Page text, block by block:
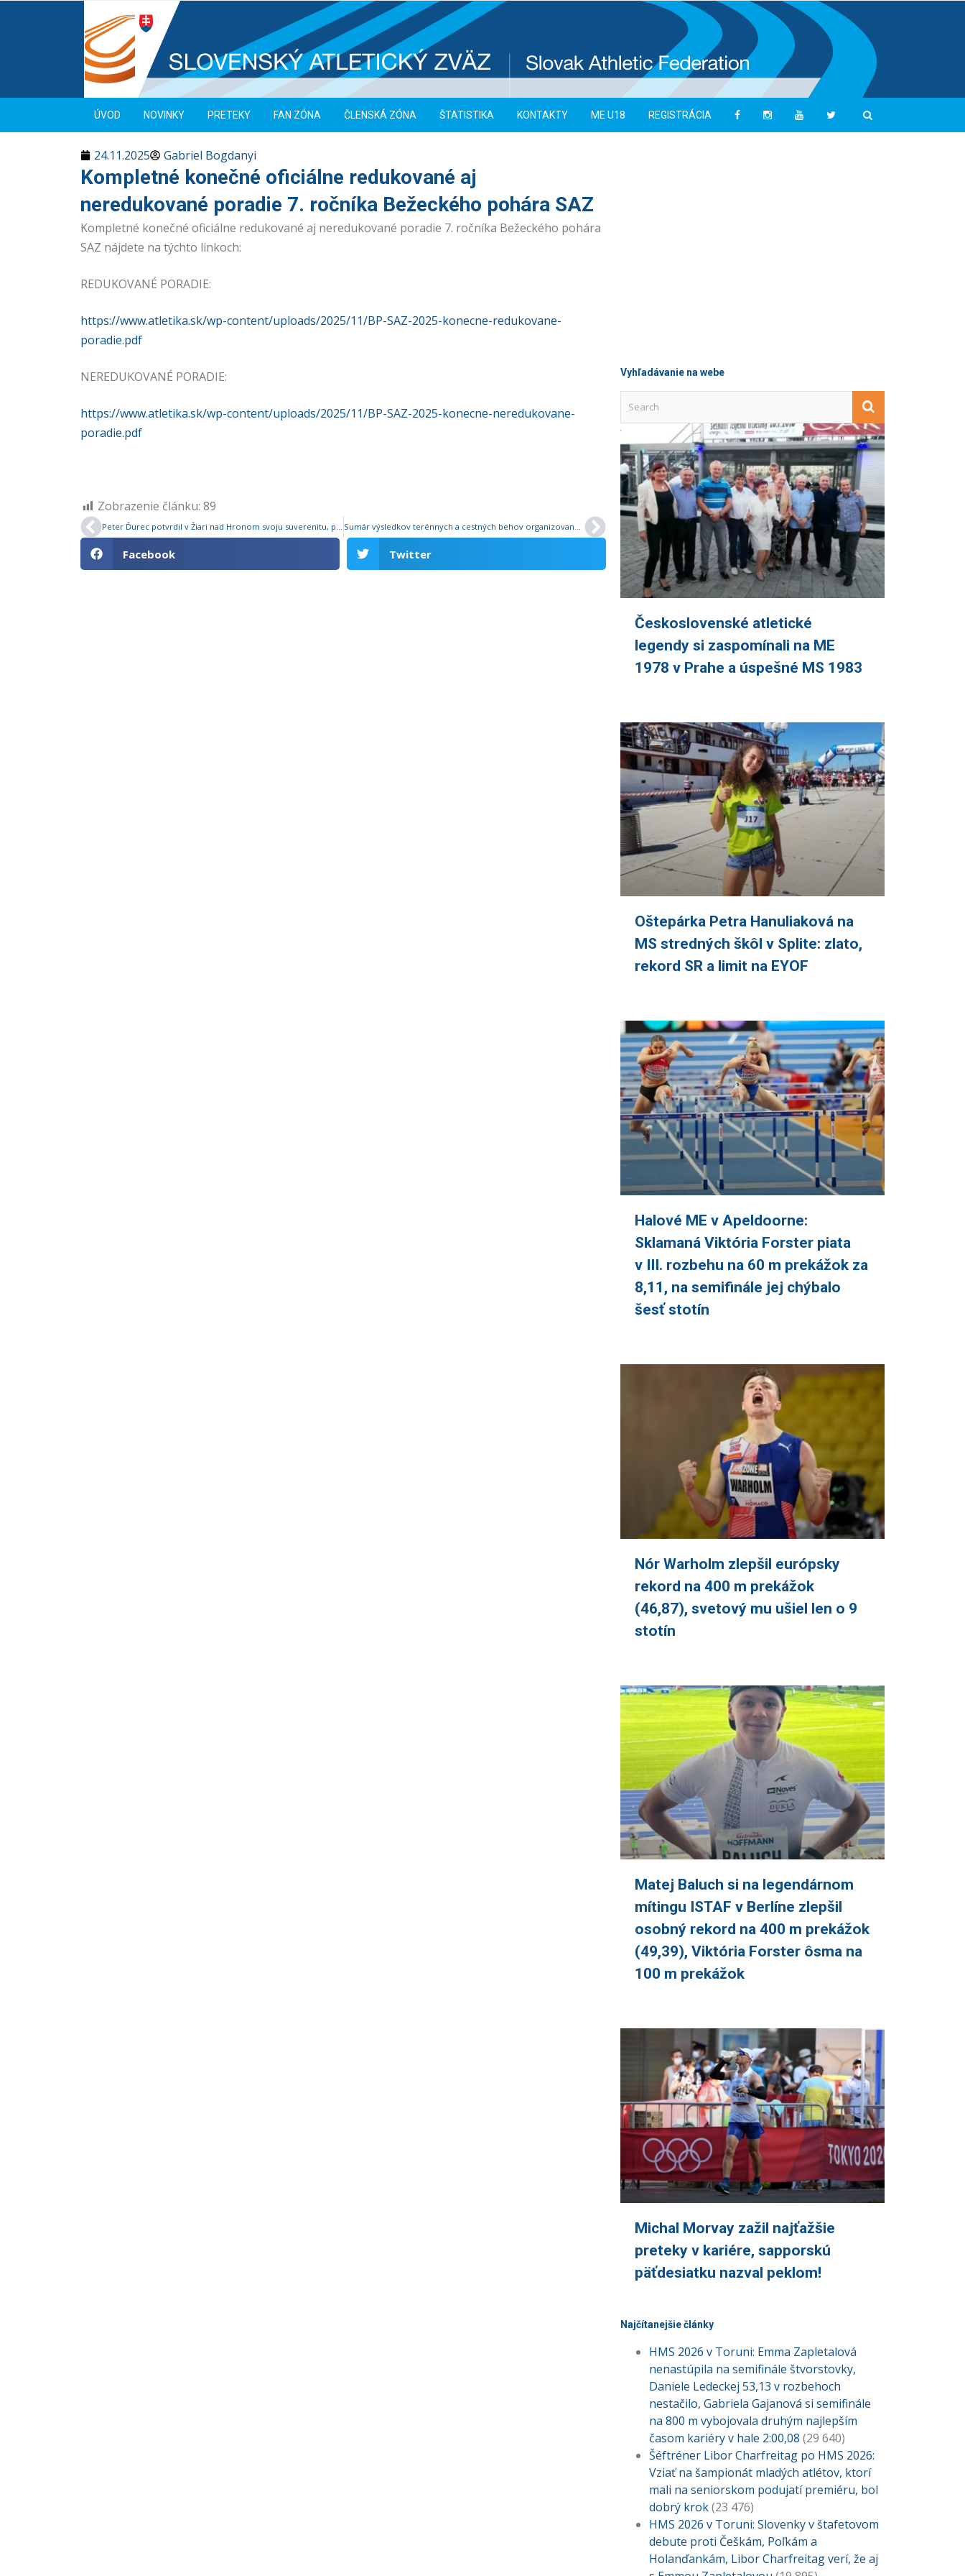
ÚVOD NOVINKY PRETEKY FAN ZÓNA ČLENSKÁ ZÓNA ŠTATISTIKA KONTAKTY ME U18 REGISTRÁCIA
24.11.2025 Gabriel Bogdanyi
Kompletné konečné oficiálne redukované aj
neredukované poradie 7. ročníka Bežeckého pohára SAZ
Kompletné konečné oficiálne redukované aj neredukované poradie 7. ročníka Bežeckého pohára
SAZ nájdete na týchto linkoch:
REDUKOVANÉ PORADIE:
https://www.atletika.sk/wp-content/uploads/2025/11/BP-SAZ-2025-konecne-redukovane-
poradie.pdf
NEREDUKOVANÉ PORADIE:
https://www.atletika.sk/wp-content/uploads/2025/11/BP-SAZ-2025-konecne-neredukovane-
poradie.pdf
Zobrazenie článku: 89
Peter Ďurec potvrdil v Žiari nad Hronom svoju suverenitu, po úspešnej obhajobe oboch titulov na M-SR v krose je už rekordér, Veronika Páleníková sa vrátila do terénu vo veľkom štýle Sumár výsledkov terénnych a cestných behov organizovaných na Slovensku
Facebook Twitter
Vyhľadávanie na webe
Československé atletické
legendy si zaspomínali na ME
1978 v Prahe a úspešné MS 1983
Oštepárka Petra Hanuliaková na
MS stredných škôl v Splite: zlato,
rekord SR a limit na EYOF
Halové ME v Apeldoorne:
Sklamaná Viktória Forster piata
v III. rozbehu na 60 m prekážok za
8,11, na semifinále jej chýbalo
šesť stotín
Nór Warholm zlepšil európsky
rekord na 400 m prekážok
(46,87), svetový mu ušiel len o 9
stotín
Matej Baluch si na legendárnom
mítingu ISTAF v Berlíne zlepšil
osobný rekord na 400 m prekážok
(49,39), Viktória Forster ôsma na
100 m prekážok
Michal Morvay zažil najťažšie
preteky v kariére, sapporskú
päťdesiatku nazval peklom!
Najčítanejšie články
HMS 2026 v Toruni: Emma Zapletalová
nenastúpila na semifinále štvorstovky,
Daniele Ledeckej 53,13 v rozbehoch
nestačilo, Gabriela Gajanová si semifinále
na 800 m vybojovala druhým najlepším
časom kariéry v hale 2:00,08 (29 640)
Šéftréner Libor Charfreitag po HMS 2026:
Vziať na šampionát mladých atlétov, ktorí
mali na seniorskom podujatí premiéru, bol
dobrý krok(23 476)
HMS 2026 v Toruni: Slovenky v štafetovom
debute proti Češkám, Poľkám a
Holanďankám, Libor Charfreitag verí, že aj